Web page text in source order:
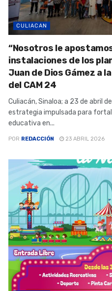
CULIACAN
“Nosotros le
instalaciones de los
Juan de Dios Gámez a
del CAM 24
Culiacán, Sinaloa; a 23 de abril
estrategia impulsada para
educativa en...
POR REDACCIÓN 23 ABRIL 2026